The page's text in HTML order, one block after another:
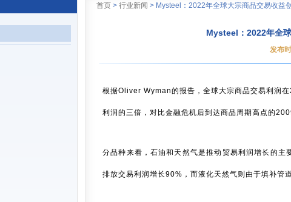
首页 > 行业新闻 > Mysteel：2022年全球大宗商品交易收益
Mysteel：2022年全
发布
根据Oliver Wyman的报告，全球大宗商品交易利润
利润的三倍，对比金融危机后到达商品周期高点的
分品种来看，石油和天然气是推动贸易利润增长的
排放交易利润增长90%，而液化天然气则由于填补管